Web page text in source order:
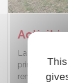
La commune
rencontres et